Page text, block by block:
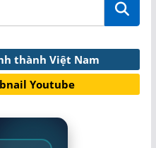
thành Việt Nam
Youtube